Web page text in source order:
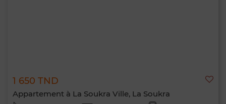
1 650 TND
Appartement à La Soukra Ville, La Soukra